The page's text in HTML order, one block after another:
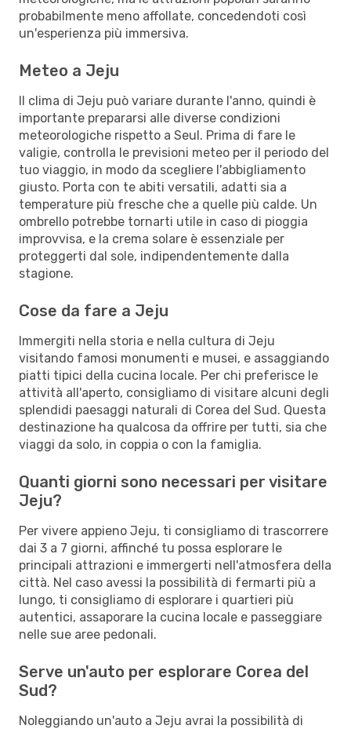
probabilmente meno affollate, concedendoti così
un'esperienza più immersiva.
Meteo a Jeju
Il clima di Jeju può variare durante l'anno, quindi è
importante prepararsi alle diverse condizioni
meteorologiche rispetto a Seul. Prima di fare le
valigie, controlla le previsioni meteo per il periodo del
tuo viaggio, in modo da scegliere l'abbigliamento
giusto. Porta con te abiti versatili, adatti sia a
temperature più fresche che a quelle più calde. Un
ombrello potrebbe tornarti utile in caso di pioggia
improvvisa, e la crema solare è essenziale per
proteggerti dal sole, indipendentemente dalla
stagione.
Cose da fare a Jeju
Immergiti nella storia e nella cultura di Jeju
visitando famosi monumenti e musei, e assaggiando
piatti tipici della cucina locale. Per chi preferisce le
attività all'aperto, consigliamo di visitare alcuni degli
splendidi paesaggi naturali di Corea del Sud. Questa
destinazione ha qualcosa da offrire per tutti, sia che
viaggi da solo, in coppia o con la famiglia.
Quanti giorni sono necessari per visitare
Jeju?
Per vivere appieno Jeju, ti consigliamo di trascorrere
dai 3 a 7 giorni, affinché tu possa esplorare le
principali attrazioni e immergerti nell'atmosfera della
città. Nel caso avessi la possibilità di fermarti più a
lungo, ti consigliamo di esplorare i quartieri più
autentici, assaporare la cucina locale e passeggiare
nelle sue aree pedonali.
Serve un'auto per esplorare Corea del
Sud?
Noleggiando un'auto a Jeju avrai la possibilità di